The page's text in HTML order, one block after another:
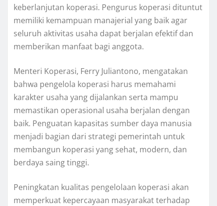
keberlanjutan koperasi. Pengurus koperasi dituntut
memiliki kemampuan manajerial yang baik agar
seluruh aktivitas usaha dapat berjalan efektif dan
memberikan manfaat bagi anggota.
Menteri Koperasi, Ferry Juliantono, mengatakan
bahwa pengelola koperasi harus memahami
karakter usaha yang dijalankan serta mampu
memastikan operasional usaha berjalan dengan
baik. Penguatan kapasitas sumber daya manusia
menjadi bagian dari strategi pemerintah untuk
membangun koperasi yang sehat, modern, dan
berdaya saing tinggi.
Peningkatan kualitas pengelolaan koperasi akan
memperkuat kepercayaan masyarakat terhadap